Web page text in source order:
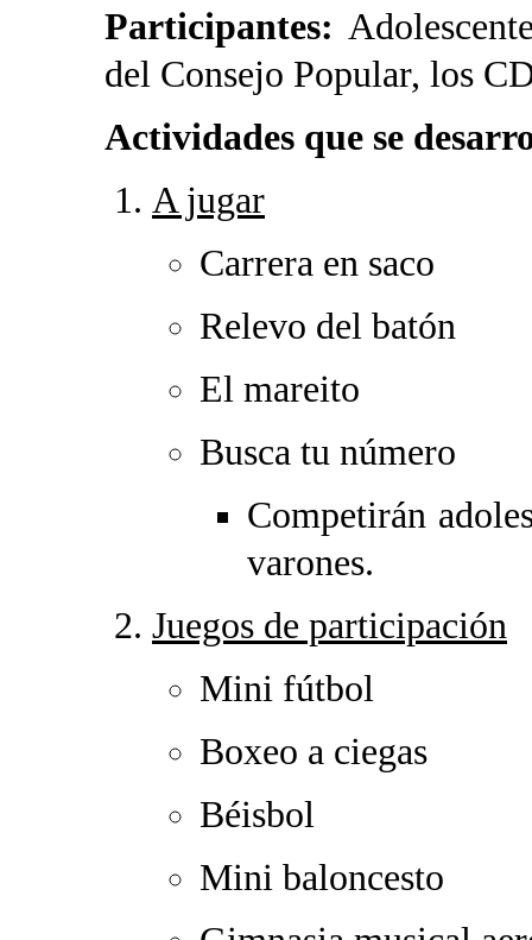
Participantes:
del Consejo Popular, los
Actividades que se
A jugar
Carrera en saco
Relevo del batón
El mareito
Busca tu número
Competirán
varones.
Juegos de participación
Mini fútbol
Boxeo a ciegas
Béisbol
Mini baloncesto